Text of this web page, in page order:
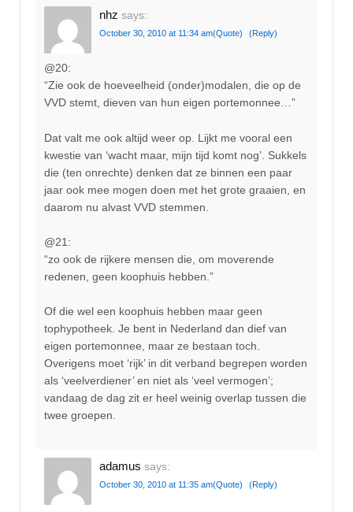
nhz says:
October 30, 2010 at 11:34 am(Quote) (Reply)
@20:
“Zie ook de hoeveelheid (onder)modalen, die op de
VVD stemt, dieven van hun eigen portemonnee…”
Dat valt me ook altijd weer op. Lijkt me vooral een
kwestie van ‘wacht maar, mijn tijd komt nog’. Sukkels
die (ten onrechte) denken dat ze binnen een paar
jaar ook mee mogen doen met het grote graaien, en
daarom nu alvast VVD stemmen.
@21:
“zo ook de rijkere mensen die, om moverende
redenen, geen koophuis hebben.”
Of die wel een koophuis hebben maar geen
tophypotheek. Je bent in Nederland dan dief van
eigen portemonnee, maar ze bestaan toch.
Overigens moet ‘rijk’ in dit verband begrepen worden
als ‘veelverdiener’ en niet als ‘veel vermogen’;
vandaag de dag zit er heel weinig overlap tussen die
twee groepen.
adamus says:
October 30, 2010 at 11:35 am(Quote) (Reply)